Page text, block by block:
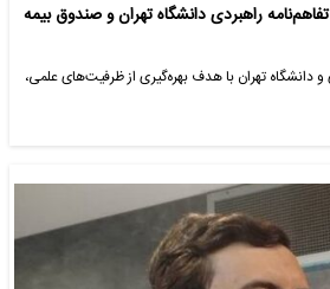
راهبردی دانشگاه تهران و صندوق بیمه
و دانشگاه تهران با هدف بهره‌گیری از ظرفیت‌های علمی،